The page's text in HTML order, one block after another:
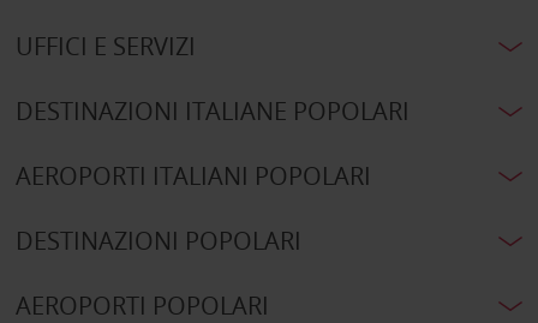
UFFICI E SERVIZI
DESTINAZIONI ITALIANE POPOLARI
AEROPORTI ITALIANI POPOLARI
DESTINAZIONI POPOLARI
AEROPORTI POPOLARI